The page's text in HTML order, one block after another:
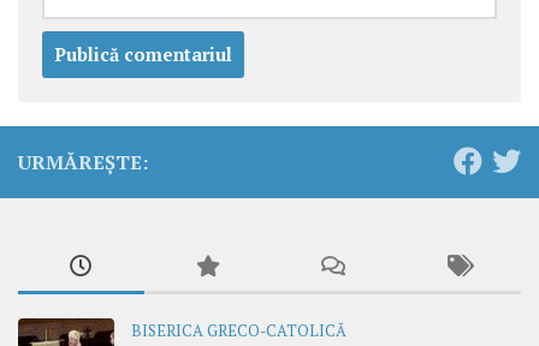
URMĂREȘTE:
BISERICA GRECO-CATOLICĂ